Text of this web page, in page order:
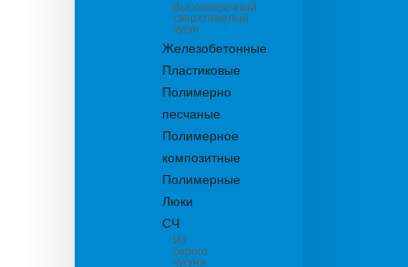
Высокопрочный
сверхтяжелый
чугун
Железобетонные
Пластиковые
Полимерно
песчаные
Полимерное
композитные
Полимерные
Люки
СЧ
Из
серого
чугуна